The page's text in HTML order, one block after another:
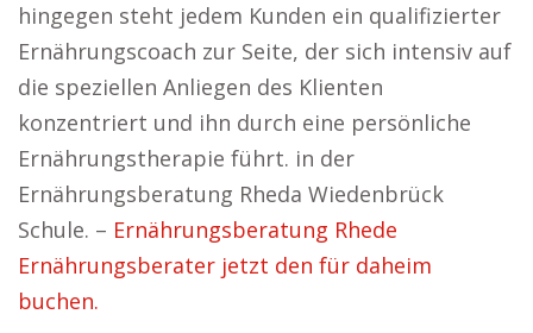
hingegen steht jedem Kunden ein qualifizierter
Ernährungscoach zur Seite, der sich intensiv auf
die speziellen Anliegen des Klienten
konzentriert und ihn durch eine persönliche
Ernährungstherapie führt. in der
Ernährungsberatung Rheda Wiedenbrück
Schule. – Ernährungsberatung Rhede
Ernährungsberater jetzt den für daheim
buchen.